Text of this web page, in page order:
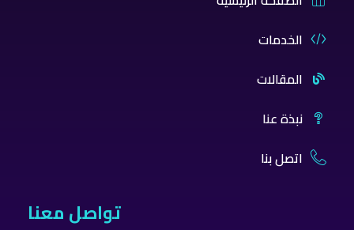
الخدمات
المقالات
نبذة عنا
اتصل بنا
تواصل معنا